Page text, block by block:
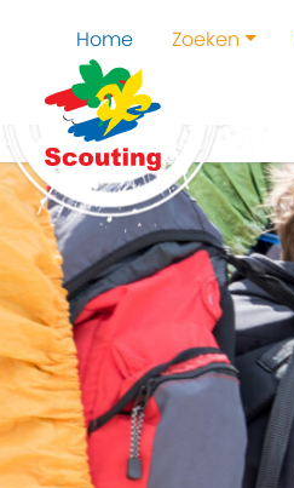
Home Zoeken